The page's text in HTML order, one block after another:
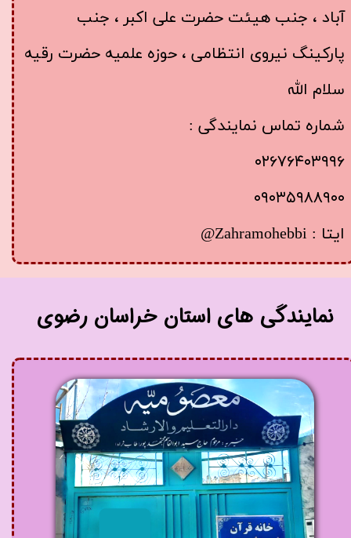
آباد ، جنب هیئت حضرت علی اکبر ، جنب
پارکینگ نیروی انتظامی ، حوزه علمیه حضرت رقیه
سلام الله
شماره تماس نمایندگی :
۰۲۶۷۶۴۰۳۹۹۶
​​​​​​​۰۹۰۳۵۹۸۸۹۰۰
ایتا : Zahramohebbi@
​نمایندگی های استان خراسان رضوی